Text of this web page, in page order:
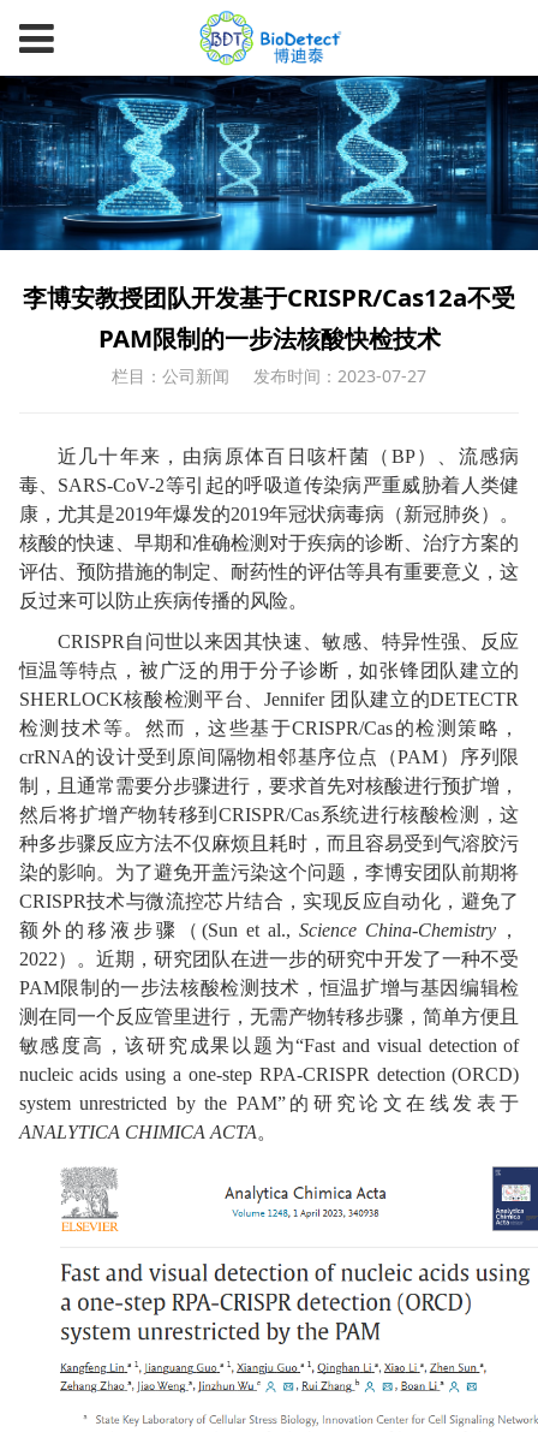
李博安教授团队开发基于CRISPR/Cas12a不受
PAM限制的一步法核酸快检技术
栏目：公司新闻 发布时间：2023-07-27
近几十年来，由病原体百日咳杆菌（ BP）、流感病
毒、SARS-CoV-2等引起的呼吸道传染病严重威胁着人类健
康，尤其是2019年爆发的2019年冠状病毒病（新冠肺炎）。
核酸的快速、早期和准确检测对于疾病的诊断、治疗方案的
评估、预防措施的制定、耐药性的评估等具有重要意义，这
反过来可以防止疾病传播的风险。
CRISPR自问世以来因其快速、敏感、特异性强、反应
恒温等特点，被广泛的用于分子诊断，如张锋团队建立的
SHERLOCK核酸检测平台、Jennifer 团队建立的DETECTR
检测技术等。然而，这些基于CRISPR/Cas的检测策略，
crRNA的设计受到原间隔物相邻基序位点（PAM）序列限
制，且通常需要分步骤进行，要求首先对核酸进行预扩增，
然后将扩增产物转移到CRISPR/Cas系统进行核酸检测，这
种多步骤反应方法不仅麻烦且耗时，而且容易受到气溶胶污
染的影响。为了避免开盖污染这个问题，李博安团队前期将
CRISPR技术与微流控芯片结合，实现反应自动化，避免了
额外的移液步骤（(Sun et al., Science China-Chemistry ，
2022）。近期，研究团队在进一步的研究中开发了一种不受
PAM限制的一步法核酸检测技术，恒温扩增与基因编辑检
测在同一个反应管里进行，无需产物转移步骤，简单方便且
敏感度高，该研究成果以题为“Fast and visual detection of
nucleic acids using a one-step RPA-CRISPR detection (ORCD)
system unrestricted by the PAM”的研究论文在线发表于
ANALYTICA CHIMICA ACTA。